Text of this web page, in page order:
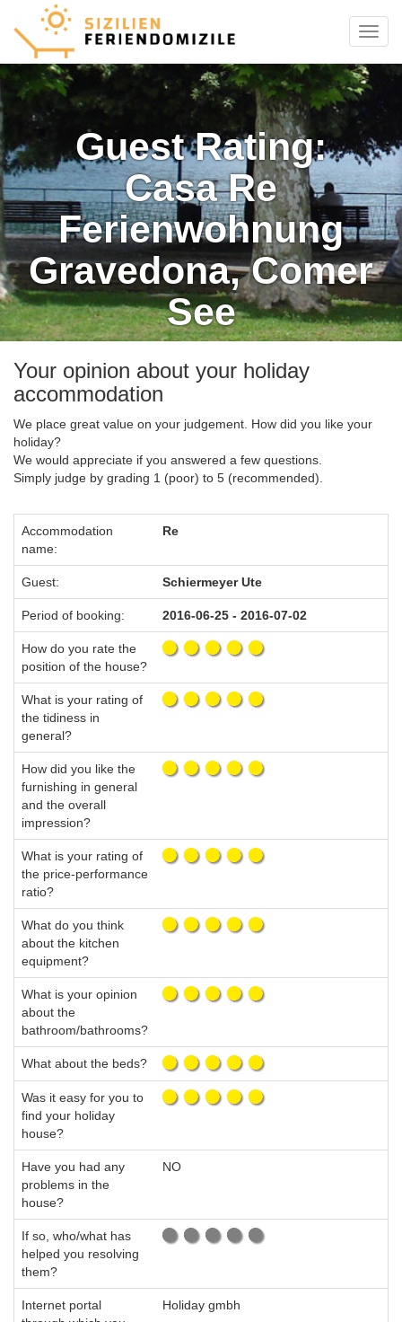
Menu
Guest Rating:
Casa Re
Ferienwohnung
Gravedona, Comer
See
Your opinion about your holiday
accommodation
We place great value on your judgement. How did you like your
holiday?
We would appreciate if you answered a few questions.
Simply judge by grading 1 (poor) to 5 (recommended).
Accommodation
name:
Re
Guest: Schiermeyer Ute
Period of booking: 2016-06-25 - 2016-07-02
How do you rate the
position of the house?
What is your rating of
the tidiness in
general?
How did you like the
furnishing in general
and the overall
impression?
What is your rating of
the price-performance
ratio?
What do you think
about the kitchen
equipment?
What is your opinion
about the
bathroom/bathrooms?
What about the beds?
Was it easy for you to
find your holiday
house?
Have you had any
problems in the
house?
NO
If so, who/what has
helped you resolving
them?
Internet portal
Holiday gmbh